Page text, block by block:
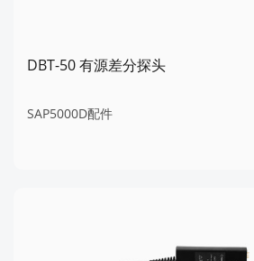
DBT-50 有源差分探头
SAP5000D配件